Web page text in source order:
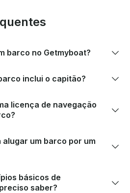
barco no Getmyboat?
inclui o capitão?
licença de navegação
um barco por um
básicos de
saber?